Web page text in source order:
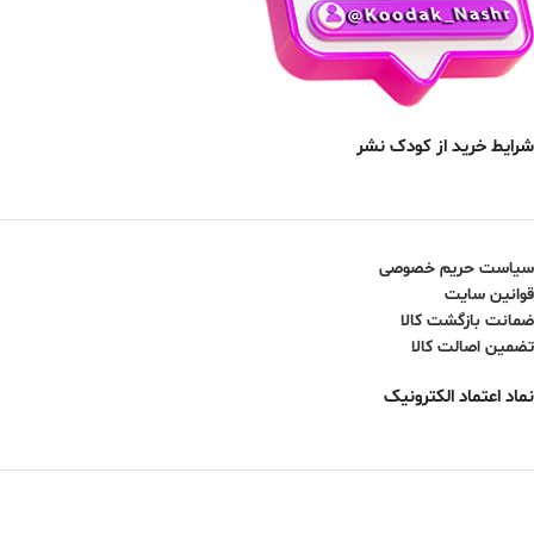
شرایط خرید از کودک نشر
سیاست حریم خصوصی
قوانین سایت
ضمانت بازگشت کالا
تضمین اصالت کالا
نماد اعتماد الکترونیک